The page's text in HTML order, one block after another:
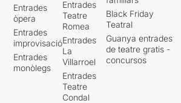
Entrades
òpera
Entrades
improvisació
Entrades
monòlegs
Entrades
Teatre
Romea
Entrades
La
Villarroel
Entrades
Teatre
Condal
Black Friday
Teatral
Guanya entrades
de teatre gratis -
concursos